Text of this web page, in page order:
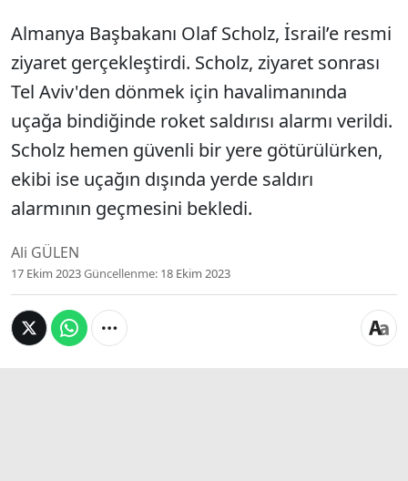
Almanya Başbakanı Olaf Scholz, İsrail’e resmi
ziyaret gerçekleştirdi. Scholz, ziyaret sonrası
Tel Aviv'den dönmek için havalimanında
uçağa bindiğinde roket saldırısı alarmı verildi.
Scholz hemen güvenli bir yere götürülürken,
ekibi ise uçağın dışında yerde saldırı
alarmının geçmesini bekledi.
Ali GÜLEN
17 Ekim 2023Güncellenme: 18 Ekim 2023